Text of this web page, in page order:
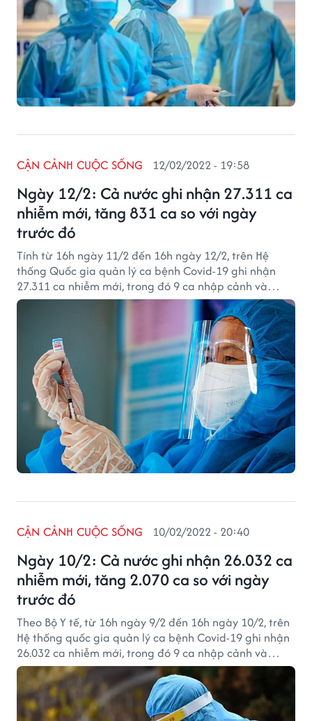
Ngày 12/2: Cả nước ghi nhận 27.311 ca
nhiễm mới, tăng 831 ca so với ngày
trước đó
CẬN CẢNH CUỘC SỐNG 12/02/2022 - 19:58
Tính từ 16h ngày 11/2 đến 16h ngày 12/2, trên Hệ
thống Quốc gia quản lý ca bệnh Covid-19 ghi nhận
27.311 ca nhiễm mới, trong đó 9 ca nhập cảnh và
27.302 ca ghi nhận trong nước (tăng 831 ca so với
ngày trước đó) tại 60 tỉnh, thành phố (có 19.217 ca
Ngày 10/2: Cả nước ghi nhận 26.032 ca
nhiễm mới, tăng 2.070 ca so với ngày
trước đó
CẬN CẢNH CUỘC SỐNG 10/02/2022 - 20:40
Theo Bộ Y tế, từ 16h ngày 9/2 đến 16h ngày 10/2, trên
Hệ thống quốc gia quản lý ca bệnh Covid-19 ghi nhận
26.032 ca nhiễm mới, trong đó 9 ca nhập cảnh và
26.023 ca ghi nhận trong nước (tăng 2.070 ca so với
ngày trước đó) tại 61 tỉnh, thành phố (có 8.264 ca
trong cộng đồng).